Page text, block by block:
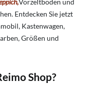
Vorzeltboden und
Entdecken Sie jetzt
Kastenwagen,
Größen und
Shop?